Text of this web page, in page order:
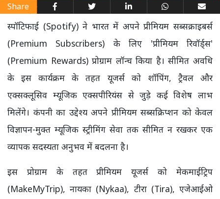
Share
स्पॉटिफाई (Spotify) ने भारत में अपने प्रीमियम सब्सक्राइबर्स
(Premium Subscribers) के लिए 'प्रीमियम रिवॉर्ड्स'
(Premium Rewards) प्रोग्राम लॉन्च किया है। सीमित अवधि
के इस कार्यक्रम के तहत यूजर्स को शॉपिंग, ट्रैवल और
एक्सक्लूसिव म्यूजिक एक्सपीरियंस से जुड़े कई विशेष लाभ
मिलेंगे। कंपनी का उद्देश्य अपने प्रीमियम सब्सक्रिप्शन को केवल
विज्ञापन-मुक्त म्यूजिक स्ट्रीमिंग सेवा तक सीमित न रखकर एक
व्यापक सदस्यता अनुभव में बदलना है।
इस प्रोग्राम के तहत प्रीमियम यूजर्स को मेकमाईट्रिप
(MakeMyTrip), नायका (Nykaa), टीरा (Tira), एजेआईओ